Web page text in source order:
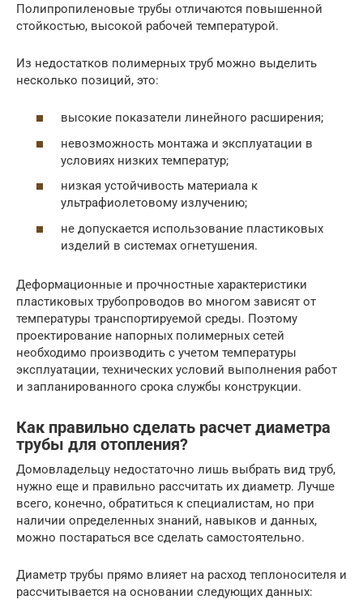
Полипропиленовые трубы отличаются повышенной
стойкостью, высокой рабочей температурой.
Из недостатков полимерных труб можно выделить
несколько позиций, это:
высокие показатели линейного расширения;
невозможность монтажа и эксплуатации в
условиях низких температур;
низкая устойчивость материала к
ультрафиолетовому излучению;
не допускается использование пластиковых
изделий в системах огнетушения.
Деформационные и прочностные характеристики
пластиковых трубопроводов во многом зависят от
температуры транспортируемой среды. Поэтому
проектирование напорных полимерных сетей
необходимо производить с учетом температуры
эксплуатации, технических условий выполнения работ
и запланированного срока службы конструкции.
Как правильно сделать расчет диаметра
трубы для отопления?
Домовладельцу недостаточно лишь выбрать вид труб,
нужно еще и правильно рассчитать их диаметр. Лучше
всего, конечно, обратиться к специалистам, но при
наличии определенных знаний, навыков и данных,
можно постараться все сделать самостоятельно.
Диаметр трубы прямо влияет на расход теплоносителя и
рассчитывается на основании следующих данных: